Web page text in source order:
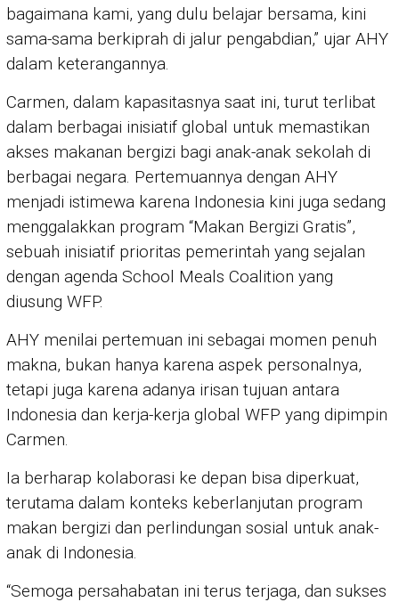
bagaimana kami, yang dulu belajar bersama, kini
sama-sama berkiprah di jalur pengabdian,” ujar AHY
dalam keterangannya.
Carmen, dalam kapasitasnya saat ini, turut terlibat
dalam berbagai inisiatif global untuk memastikan
akses makanan bergizi bagi anak-anak sekolah di
berbagai negara. Pertemuannya dengan AHY
menjadi istimewa karena Indonesia kini juga sedang
menggalakkan program “Makan Bergizi Gratis”,
sebuah inisiatif prioritas pemerintah yang sejalan
dengan agenda School Meals Coalition yang
diusung WFP.
AHY menilai pertemuan ini sebagai momen penuh
makna, bukan hanya karena aspek personalnya,
tetapi juga karena adanya irisan tujuan antara
Indonesia dan kerja-kerja global WFP yang dipimpin
Carmen.
Ia berharap kolaborasi ke depan bisa diperkuat,
terutama dalam konteks keberlanjutan program
makan bergizi dan perlindungan sosial untuk anak-
anak di Indonesia.
“Semoga persahabatan ini terus terjaga, dan sukses